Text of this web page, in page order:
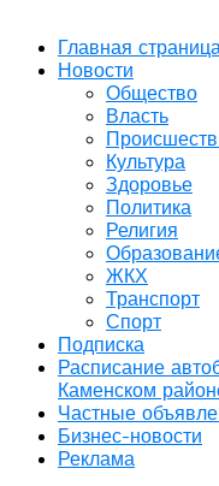
Главная
Новости
Общество
Власть
Культура
Здоровье
Политика
Религия
ЖКХ
Транспорт
Спорт
Подписка
Расписание
Каменском
Частные
Бизнес-новости
Реклама